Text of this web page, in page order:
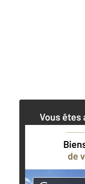
Vous êtes
de